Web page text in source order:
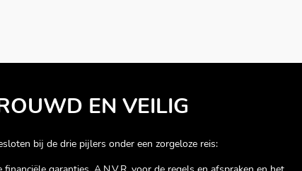
EN VEILIG
bij de drie pijlers onder een zorgeloze reis: